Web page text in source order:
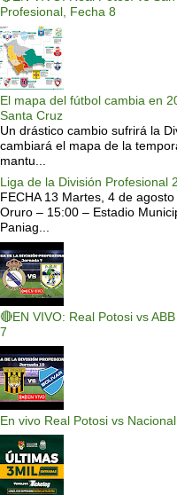
Profesional, Fecha 8
El mapa del fútbol cambia en
Santa Cruz
Un drástico cambio sufrirá la
cambiará el mapa de la
mantu...
Liga de la División Profesional
FECHA 13 Martes, 4 de
Oruro – 15:00 – Estadio
Paniag...
🔴EN VIVO: Real Potosi vs
7
En vivo Real Potosi vs